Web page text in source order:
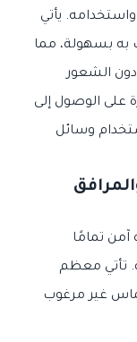
يأتي
بسهولة، مما
الشعور
على الوصول إلى
وسائل
آمن تمامًا
تأتي معظم
غير مرغوب